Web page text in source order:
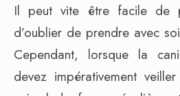
Il peut vite être facile de
d’oublier de prendre avec
Cependant, lorsque la
devez impérativement